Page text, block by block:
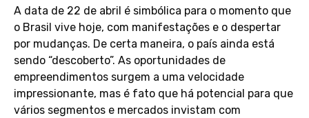
A data de 22 de abril é simbólica para o momento que
o Brasil vive hoje, com manifestações e o despertar
por mudanças. De certa maneira, o país ainda está
sendo “descoberto”. As oportunidades de
empreendimentos surgem a uma velocidade
impressionante, mas é fato que há potencial para que
vários segmentos e mercados invistam com